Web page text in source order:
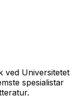
ved Universitetet
spesialistar